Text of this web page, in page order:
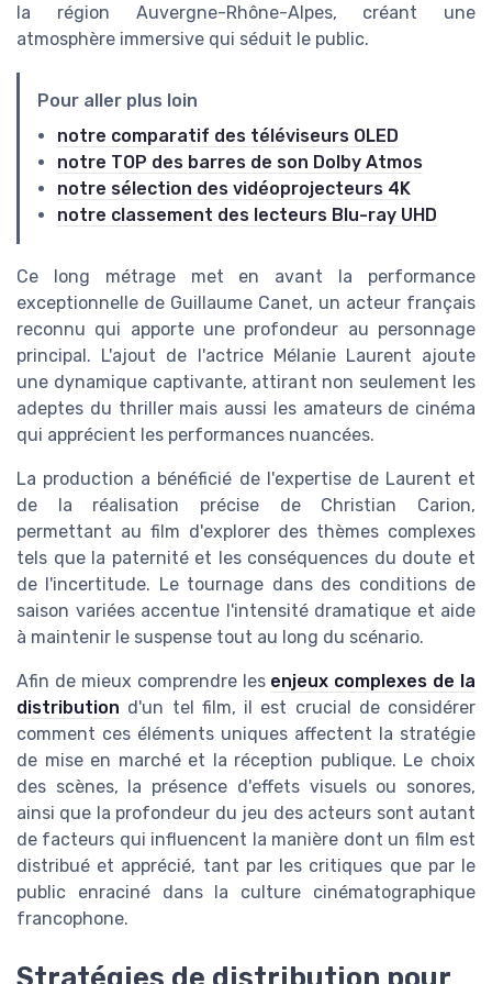
la région Auvergne-Rhône-Alpes, créant une
atmosphère immersive qui séduit le public.
Pour aller plus loin
notre comparatif des téléviseurs OLED
notre TOP des barres de son Dolby Atmos
notre sélection des vidéoprojecteurs 4K
notre classement des lecteurs Blu-ray UHD
Ce long métrage met en avant la performance
exceptionnelle de Guillaume Canet, un acteur français
reconnu qui apporte une profondeur au personnage
principal. L'ajout de l'actrice Mélanie Laurent ajoute
une dynamique captivante, attirant non seulement les
adeptes du thriller mais aussi les amateurs de cinéma
qui apprécient les performances nuancées.
La production a bénéficié de l'expertise de Laurent et
de la réalisation précise de Christian Carion,
permettant au film d'explorer des thèmes complexes
tels que la paternité et les conséquences du doute et
de l'incertitude. Le tournage dans des conditions de
saison variées accentue l'intensité dramatique et aide
à maintenir le suspense tout au long du scénario.
Afin de mieux comprendre les enjeux complexes de la
distribution d'un tel film, il est crucial de considérer
comment ces éléments uniques affectent la stratégie
de mise en marché et la réception publique. Le choix
des scènes, la présence d'effets visuels ou sonores,
ainsi que la profondeur du jeu des acteurs sont autant
de facteurs qui influencent la manière dont un film est
distribué et apprécié, tant par les critiques que par le
public enraciné dans la culture cinématographique
francophone.